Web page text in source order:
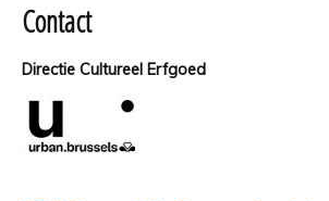
Contact
Directie Cultureel Erfgoed